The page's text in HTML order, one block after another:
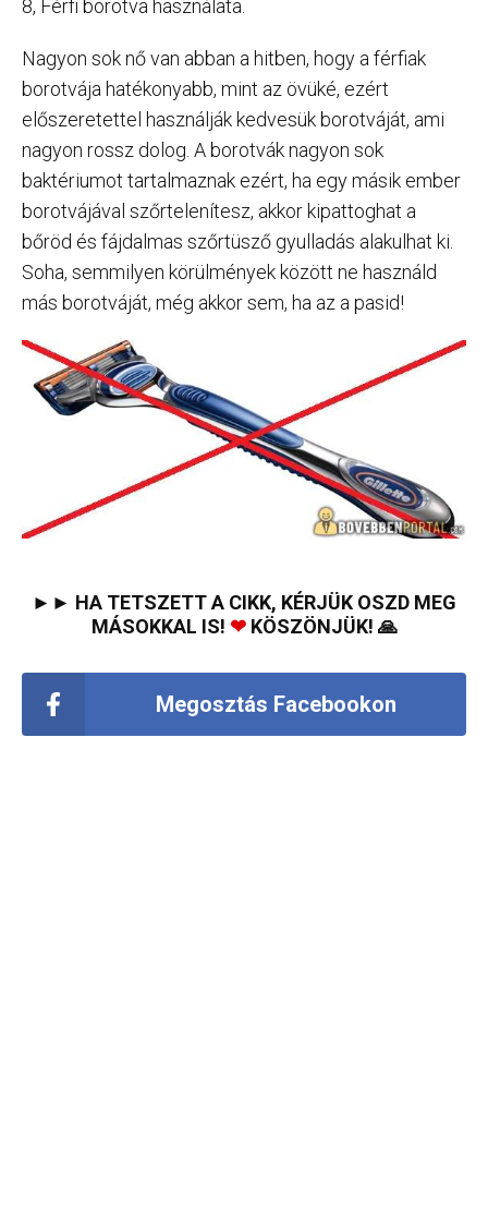
8, Férfi borotva használata.
Nagyon sok nő van abban a hitben, hogy a férfiak
borotvája hatékonyabb, mint az övüké, ezért
előszeretettel használják kedvesük borotváját, ami
nagyon rossz dolog. A borotvák nagyon sok
baktériumot tartalmaznak ezért, ha egy másik ember
borotvájával szőrtelenítesz, akkor kipattoghat a
bőröd és fájdalmas szőrtüsző gyulladás alakulhat ki.
Soha, semmilyen körülmények között ne használd
más borotváját, még akkor sem, ha az a pasid!
►► HA TETSZETT A CIKK, KÉRJÜK OSZD MEG
MÁSOKKAL IS! ❤KÖSZÖNJÜK! 🙏
Megosztás Facebookon